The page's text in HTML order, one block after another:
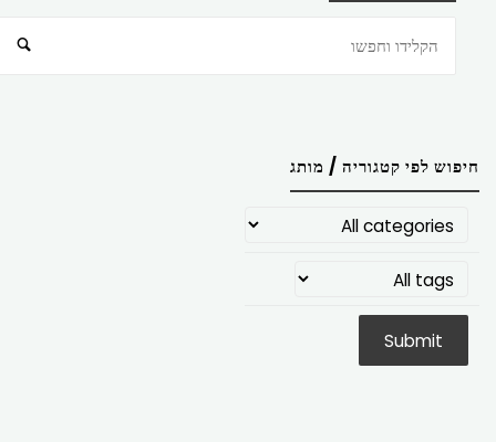
חיפוש לפי קטגוריה / מותג